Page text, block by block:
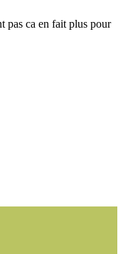
pas ca en fait plus pour